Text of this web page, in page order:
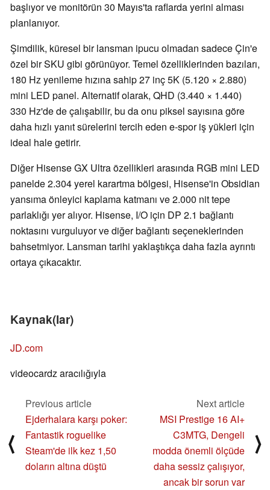
başlıyor ve monitörün 30 Mayıs'ta raflarda yerini alması
planlanıyor.
Şimdilik, küresel bir lansman ipucu olmadan sadece Çin'e
özel bir SKU gibi görünüyor. Temel özelliklerinden bazıları,
180 Hz yenileme hızına sahip 27 inç 5K (5.120 × 2.880)
mini LED panel. Alternatif olarak, QHD (3.440 × 1.440)
330 Hz'de de çalışabilir, bu da onu piksel sayısına göre
daha hızlı yanıt sürelerini tercih eden e-spor iş yükleri için
ideal hale getirir.
Diğer Hisense GX Ultra özellikleri arasında RGB mini LED
panelde 2.304 yerel karartma bölgesi, Hisense'in Obsidian
yansıma önleyici kaplama katmanı ve 2.000 nit tepe
parlaklığı yer alıyor. Hisense, I/O için DP 2.1 bağlantı
noktasını vurguluyor ve diğer bağlantı seçeneklerinden
bahsetmiyor. Lansman tarihi yaklaştıkça daha fazla ayrıntı
ortaya çıkacaktır.
Kaynak(lar)
JD.com
videocardz aracılığıyla
⟨
Previous article
Ejderhalara karşı poker:
Fantastik roguelike
Steam'de ilk kez 1,50
doların altına düştü
Next article
MSI Prestige 16 AI+
C3MTG, Dengeli
modda önemli ölçüde
daha sessiz çalışıyor,
ancak bir sorun var
⟩